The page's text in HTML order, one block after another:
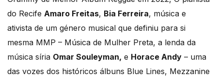
do Recife Amaro Freitas, Bia Ferreira, música e
ativista de um género musical que definiu para si
mesma MMP – Música de Mulher Preta, a lenda da
música síria Omar Souleyman, e Horace Andy – uma
das vozes dos históricos álbuns Blue Lines, Mezzanine